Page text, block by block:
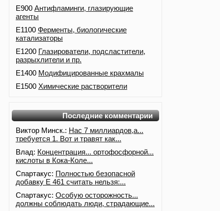
E900 Антифламинги, глазирующие
агенты
E1100 Ферменты, биологические
катализаторы
E1200 Глазирователи, подсластители,
разрыхлители и пр.
E1400 Модифицированные крахмалы
E1500 Химические растворители
Последние комментарии
Виктор Минск.: Нас 7 миллиардов,а...
требуется 1. Вот и травят как...
Влад: Концентрация... ортофосфорной...
кислоты в Кока-Коле...
Спартакус: Полностью безопасной
добавку Е 461 считать нельзя:...
Спартакус: Особую осторожность...
должны соблюдать люди, страдающие...